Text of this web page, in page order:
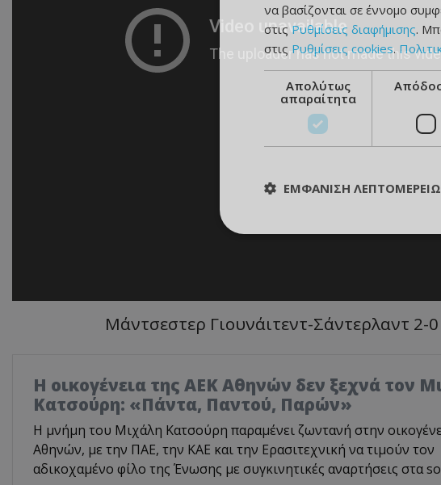
Μάντσεστερ Γιουνάιτεντ-Σάντερλαντ
Η οικογένεια της ΑΕΚ Αθηνών δεν ξεχνά τον
Κατσούρη: «Πάντα, Παντού, Παρών»
Η μνήμη του Μιχάλη Κατσούρη παραμένει ζωντανή στην
Αθηνών, με την ΠΑΕ, την ΚΑΕ και την Ερασιτεχνική να τιμούν τον
αδικοχαμένο φίλο της Ένωσης με συγκινητικές αναρτήσεις στα
να βασίζονται σε έννομο
στις Ρυθμίσεις διαφήμισης.
στις Ρυθμίσεις cookies.
Απολύτως
απαραίτητα
ΕΜΦΆΝΙΣΗ